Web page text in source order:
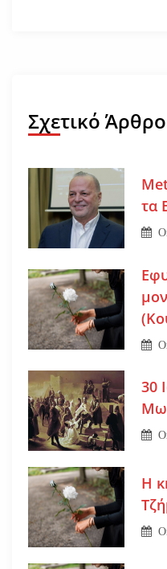
Σχετικό Άρθρο
τα
30
Η